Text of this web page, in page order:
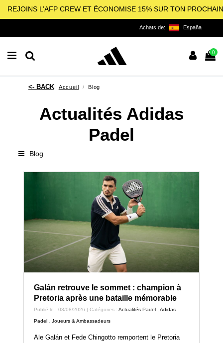
REJOINS L’AFP CREW ET ÉCONOMISE 15% SUR TON
Achats de: España
0
Accueil Blog
Actualités Adidas
Padel
Blog
Galán retrouve le sommet : champion à
Pretoria après une bataille mémorable
Publié le : 03/08/2026 | Catégories :Actualités Padel ,Adidas
Padel ,Joueurs & Ambassadeurs
Ale Galán et Fede Chingotto remportent le Pretoria